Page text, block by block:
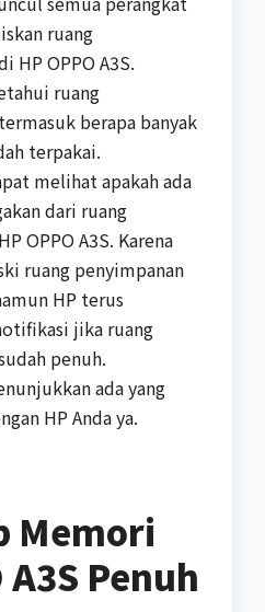
ruang
HP OPPO A3S.
ruang
berapa banyak
terpakai.
melihat apakah ada
dari ruang
OPPO A3S. Karena
ruang penyimpanan
HP terus
jika ruang
penuh.
ada yang
HP Anda ya.
Memori
A3S Penuh